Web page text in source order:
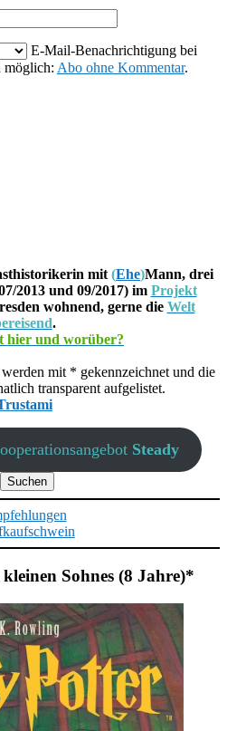
E-Mail-Benachrichtigung bei
möglich: Abo ohne Kommentar.
mit (Ehe)Mann, drei
2013 und 09/2017) im Projekt
wohnend, gerne die Welt
.
hier und worüber?
mit * gekennzeichnet und die
transparent aufgelistet.
Steady
Sohnes (8 Jahre)*